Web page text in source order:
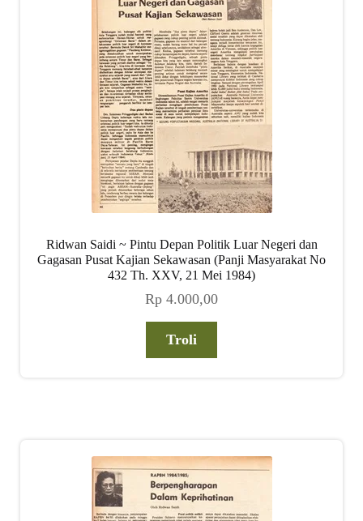
Ridwan Saidi ~ Pintu Depan Politik Luar Negeri dan
Gagasan Pusat Kajian Sekawasan (Panji Masyarakat No
432 Th. XXV, 21 Mei 1984)
Rp 4.000,00
Troli